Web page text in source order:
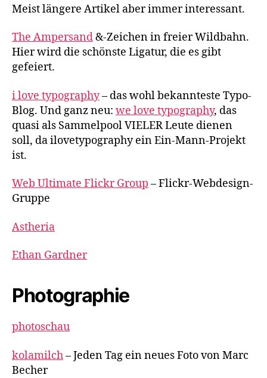
Meist längere Artikel aber immer interessant.
The Ampersand&-Zeichen in freier Wildbahn.
Hier wird die schönste Ligatur, die es gibt
gefeiert.
i love typography– das wohl bekannteste Typo-
Blog. Und ganz neu: we love typography, das
quasi als SammelpoolVIELERLeute dienen
soll, da ilovetypography ein Ein-Mann-Projekt
ist.
Web Ultimate Flickr Group – Flickr-Webdesign-
Gruppe
Astheria
Ethan Gardner
Photographie
photoschau
kolamilch– Jeden Tag ein neues Foto von Marc
Becher